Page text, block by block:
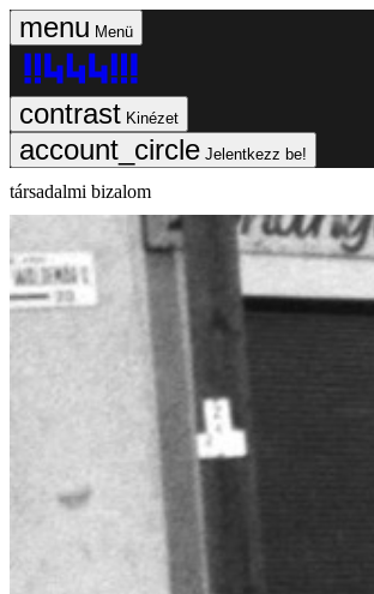
Menü
Kinézet
Jelentkezz be!
társadalmi bizalom